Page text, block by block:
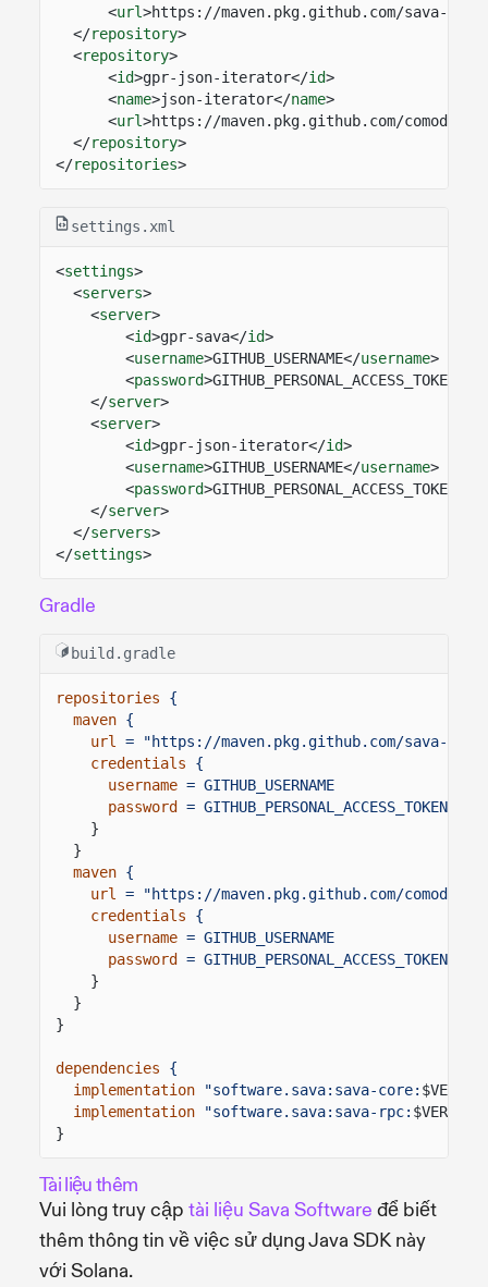
<url>https://maven.pkg.github.com/sava-
</repository>
<repository>
<id>gpr-json-iterator</id>
<name>json-iterator</name>
<url>https://maven.pkg.github.com/
</repository>
</repositories>
settings.xml
<settings>
<servers>
<server>
<id>gpr-sava</id>
<username>GITHUB_USERNAME</username>
<password>GITHUB_PERSONAL_ACCESS_TOKEN</
</server>
<server>
<id>gpr-json-iterator</id>
<username>GITHUB_USERNAME</username>
<password>GITHUB_PERSONAL_ACCESS_TOKEN</
</server>
</servers>
</settings>
Gradle
build.gradle
repositories
{
maven {
url
= "https://maven.pkg.github.com/sava-
credentials
{
username = GITHUB_USERNAME
password
= GITHUB_PERSONAL_ACCESS_TOKEN
}
}
maven {
url
= "https://maven.pkg.github.com/
credentials
{
username = GITHUB_USERNAME
password
= GITHUB_PERSONAL_ACCESS_TOKEN
}
}
}
dependencies
{
implementation
"software.sava:sava-core:
implementation
"software.sava:sava-rpc: $VERSION
}
Tài liệu thêm
Vui lòng truy cập tài liệu Sava Software để biết
thêm thông tin về việc sử dụng Java SDK này
với Solana.